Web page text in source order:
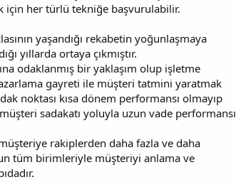
için her türlü tekniğe başvurulabilir.
yaşandığı rekabetin yoğunlaşmaya
yıllarda ortaya çıkmıştır.
odaklanmış bir yaklaşım olup işletme
gayreti ile müşteri tatmini yaratmak
noktası kısa dönem performansı olmayıp
sadakatı yoluyla uzun vade performansı
rakiplerden daha fazla ve daha
tüm birimleriyle müşteriyi anlama ve